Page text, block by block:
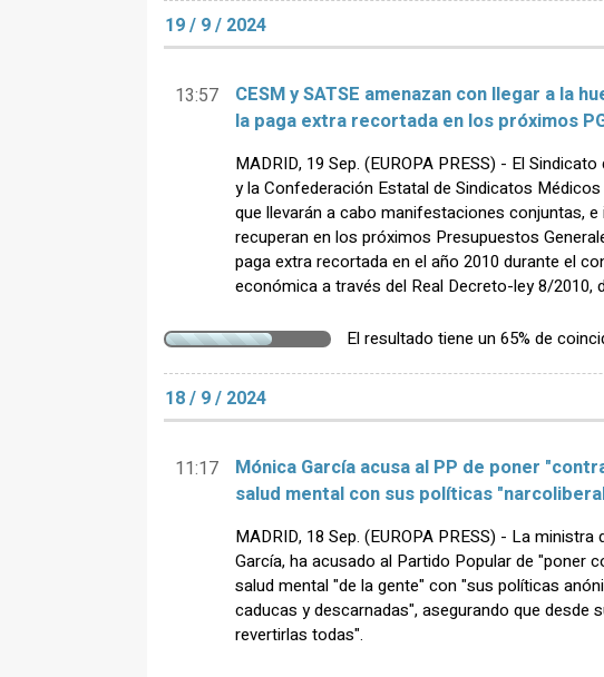
19 / 9 / 2024
13:57
CESM y SATSE amenazan con llegar a la
la paga extra recortada en los próximos
MADRID, 19 Sep. (EUROPA PRESS) - El
y la Confederación Estatal de Sindicatos
que llevarán a cabo manifestaciones conjuntas,
recuperan en los próximos Presupuestos
paga extra recortada en el año 2010 durante el
económica a través del Real Decreto-ley 8/2010,
El resultado tiene un 65% de
18 / 9 / 2024
11:17
Mónica García acusa al PP de poner
salud mental con sus políticas
MADRID, 18 Sep. (EUROPA PRESS) - La ministra
García, ha acusado al Partido Popular de "poner
salud mental "de la gente" con "sus políticas
caducas y descarnadas", asegurando que desde
revertirlas todas".